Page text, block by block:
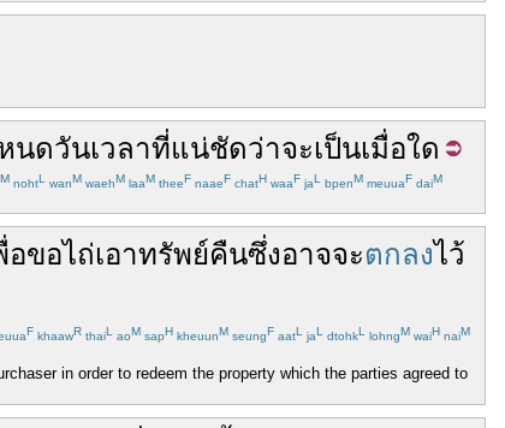
นดวันเวลาที่แน่ชัดว่าจะเป็นเมื่อใด
M nohtL wanM waehM laaM theeF naaeF chatH waaF jaL bpenM meuuaF daiM
อขอไถ่เอาทรัพย์คืนซึ่งอาจจะตกลงไว้
F khaawR thaiL aoM sapH kheuunM seungF aatL jaL dtohkL lohngM waiH naiM
in order to redeem the property which the parties agreed to